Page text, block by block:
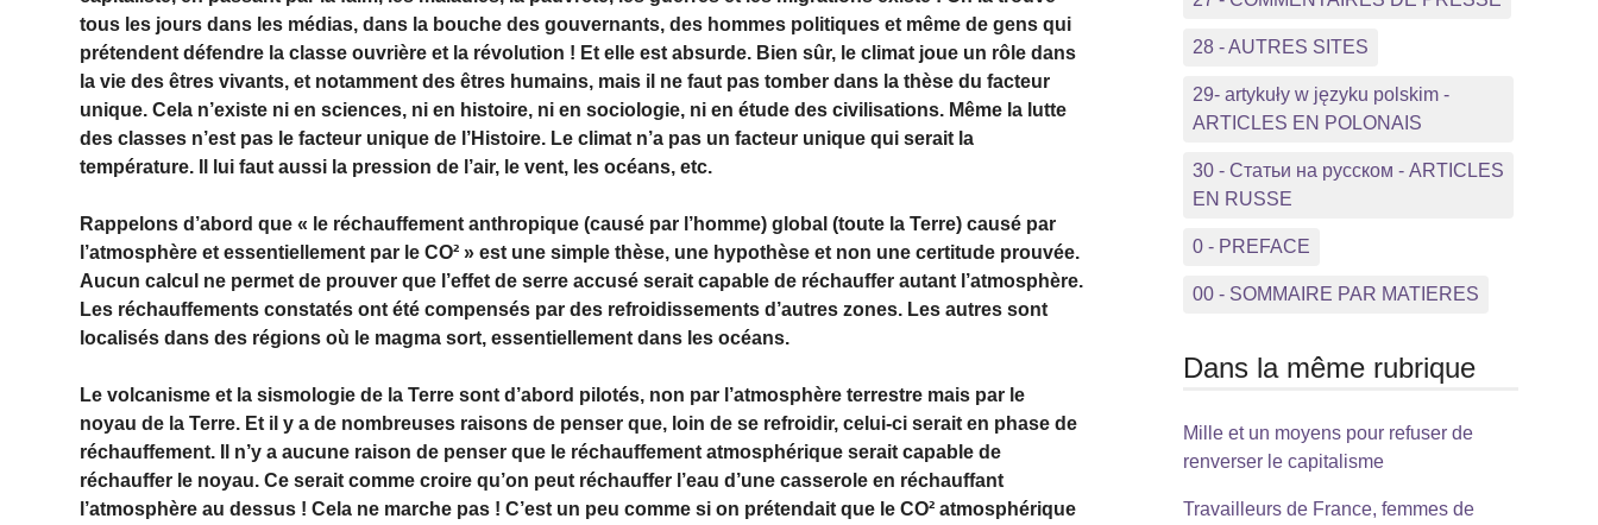
tous les jours dans les médias, dans la bouche des gouvernants, des hommes politiques et même de gens qui
prétendent défendre la classe ouvrière et la révolution ! Et elle est absurde. Bien sûr, le climat joue un rôle dans
la vie des êtres vivants, et notamment des êtres humains, mais il ne faut pas tomber dans la thèse du facteur
unique. Cela n’existe ni en sciences, ni en histoire, ni en sociologie, ni en étude des civilisations. Même la lutte
des classes n’est pas le facteur unique de l’Histoire. Le climat n’a pas un facteur unique qui serait la
température. Il lui faut aussi la pression de l’air, le vent, les océans, etc.
Rappelons d’abord que « le réchauffement anthropique (causé par l’homme) global (toute la Terre) causé par
l’atmosphère et essentiellement par le CO² » est une simple thèse, une hypothèse et non une certitude prouvée.
Aucun calcul ne permet de prouver que l’effet de serre accusé serait capable de réchauffer autant l’atmosphère.
Les réchauffements constatés ont été compensés par des refroidissements d’autres zones. Les autres sont
localisés dans des régions où le magma sort, essentiellement dans les océans.
Le volcanisme et la sismologie de la Terre sont d’abord pilotés, non par l’atmosphère terrestre mais par le
noyau de la Terre. Et il y a de nombreuses raisons de penser que, loin de se refroidir, celui-ci serait en phase de
réchauffement. Il n’y a aucune raison de penser que le réchauffement atmosphérique serait capable de
réchauffer le noyau. Ce serait comme croire qu’on peut réchauffer l’eau d’une casserole en réchauffant
l’atmosphère au dessus ! Cela ne marche pas ! C’est un peu comme si on prétendait que le CO² atmosphérique
28 - AUTRES SITES
29- artykuły w języku polskim -
ARTICLES EN POLONAIS
30 - Статьи на русском - ARTICLES
EN RUSSE
0 - PREFACE
00 - SOMMAIRE PAR MATIERES
Dans la même rubrique
Mille et un moyens pour refuser de
renverser le capitalisme
Travailleurs de France, femmes de